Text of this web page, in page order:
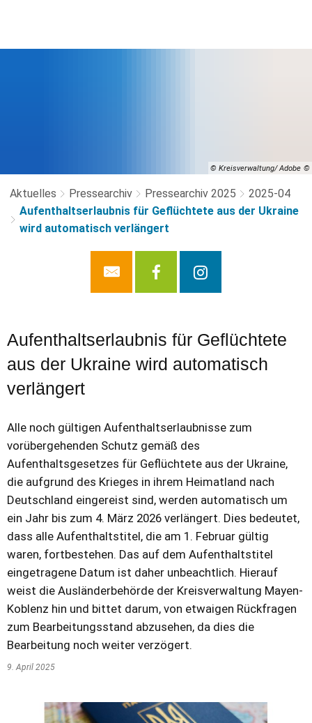
© Kreisverwaltung/ Adobe
Aktuelles Pressearchiv Pressearchiv 2025
2025-04
Aufenthaltserlaubnis für Geflüchtete aus der Ukraine
wird automatisch verlängert
Aufenthaltserlaubnis für Geflüchtete
aus der Ukraine wird automatisch
verlängert
Alle noch gültigen Aufenthaltserlaubnisse zum
vorübergehenden Schutz gemäß des
Aufenthaltsgesetzes für Geflüchtete aus der Ukraine,
die aufgrund des Krieges in ihrem Heimatland nach
Deutschland eingereist sind, werden automatisch um
ein Jahr bis zum 4. März 2026 verlängert. Dies bedeutet,
dass alle Aufenthaltstitel, die am 1. Februar gültig
waren, fortbestehen. Das auf dem Aufenthaltstitel
eingetragene Datum ist daher unbeachtlich. Hierauf
weist die Ausländerbehörde der Kreisverwaltung Mayen-
Koblenz hin und bittet darum, von etwaigen Rückfragen
zum Bearbeitungsstand abzusehen, da dies die
Bearbeitung noch weiter verzögert.
9. April 2025